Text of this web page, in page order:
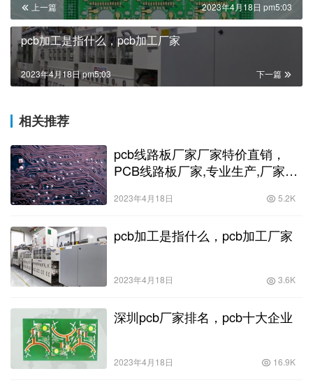
上一篇 2023年4月18日 pm5:03
pcb加工是指什么，pcb加工厂家
下一篇
2023年4月18日 pm5:03
相关推荐
pcb线路板厂家厂家特价直销，
PCB线路板厂家,专业生产,厂家直
2023年4月18日 5.2K
pcb加工是指什么，pcb加工厂家
2023年4月18日 3.6K
深圳pcb厂家排名，pcb十大企业
2023年4月18日 16.9K